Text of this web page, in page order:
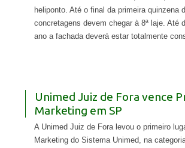
heliponto. Até o final da primeira quinzena
concretagens devem chegar à 8ª laje. Até
ano a fachada deverá estar totalmente
Unimed Juiz de Fora vence
Marketing em SP
A Unimed Juiz de Fora levou o primeiro
Marketing do Sistema Unimed, na